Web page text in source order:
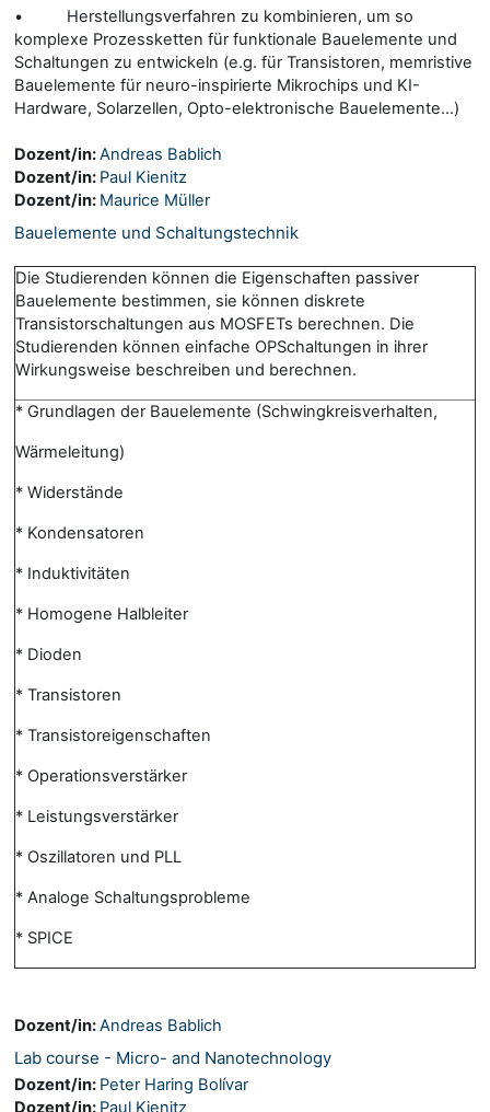
• Herstellungsverfahren zu kombinieren, um so
komplexe Prozessketten für funktionale Bauelemente und
Schaltungen zu entwickeln (e.g. für Transistoren, memristive
Bauelemente für neuro-inspirierte Mikrochips und KI-
Hardware, Solarzellen, Opto-elektronische Bauelemente...)
Dozent/in:Andreas Bablich
Dozent/in: Paul Kienitz
Dozent/in: Maurice Müller
Bauelemente und Schaltungstechnik
Die Studierenden können die Eigenschaften passiver
Bauelemente bestimmen, sie können diskrete
Transistorschaltungen aus MOSFETs berechnen. Die
Studierenden können einfache OPSchaltungen in ihrer
Wirkungsweise beschreiben und berechnen.
* Grundlagen der Bauelemente (Schwingkreisverhalten,
Wärmeleitung)
* Widerstände
* Kondensatoren
* Induktivitäten
* Homogene Halbleiter
* Dioden
* Transistoren
* Transistoreigenschaften
* Operationsverstärker
* Leistungsverstärker
* Oszillatoren und PLL
* Analoge Schaltungsprobleme
* SPICE
Dozent/in:Andreas Bablich
Lab course - Micro- and Nanotechnology
Dozent/in: Peter Haring Bolívar
Dozent/in: Paul Kienitz